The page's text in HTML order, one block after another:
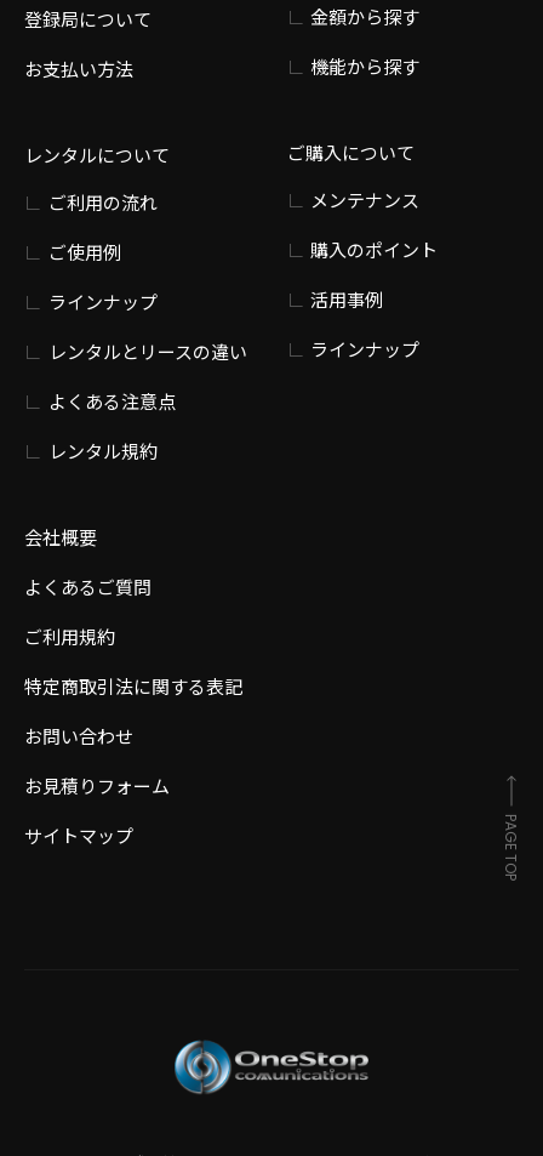
登録局について
お支払い方法
レンタルについて
ご利用の流れ
ご使用例
ラインナップ
レンタルとリースの違い
よくある注意点
レンタル規約
会社概要
よくあるご質問
ご利用規約
特定商取引法に関する表記
お問い合わせ
お見積りフォーム
サイトマップ
金額から探す
機能から探す
ご購入について
メンテナンス
購入のポイント
活用事例
ラインナップ
PAGE TOP